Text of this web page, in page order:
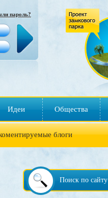
пароль?
Идеи Общества
блоги
Поиск по сайту